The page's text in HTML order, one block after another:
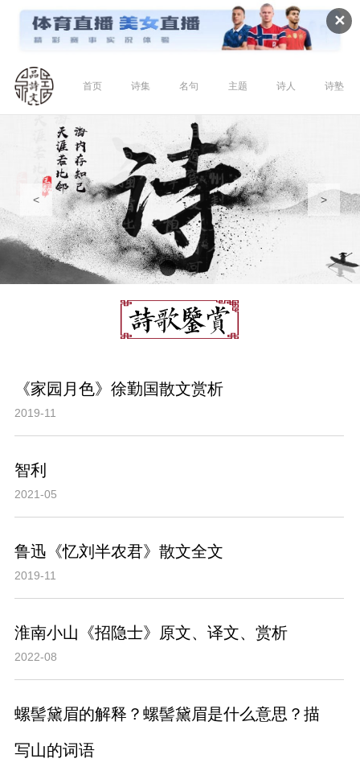
✕
首页 诗集 名句 主题 诗人 诗塾
< >
《家园月色》徐勤国散文赏析
2019-11
智利
2021-05
鲁迅《忆刘半农君》散文全文
2019-11
淮南小山《招隐士》原文、译文、赏析
2022-08
螺髻黛眉的解释？螺髻黛眉是什么意思？描
写山的词语